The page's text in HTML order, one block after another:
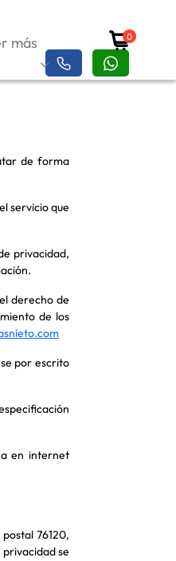
más 0
de forma
servicio que
privacidad,
derecho de
de los
por escrito
en internet
76120,
se